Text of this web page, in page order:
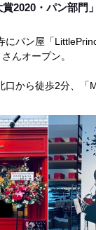
賞2020・パン部門
にパン屋「
んオープン。
口から徒歩2分、「